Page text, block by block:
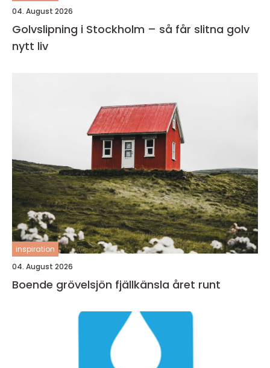
04. August 2026
Golvslipning i Stockholm – så får slitna golv
nytt liv
inspiration
04. August 2026
Boende grövelsjön fjällkänsla året runt